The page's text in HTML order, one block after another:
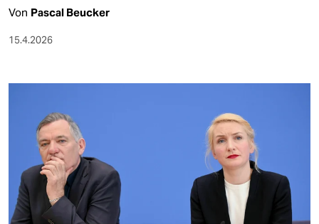
Von Pascal Beucker
15.4.2026